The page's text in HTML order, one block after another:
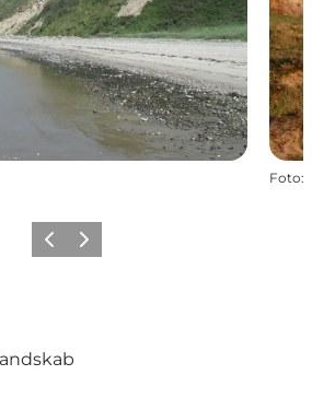
Foto:
ForrigeNæste